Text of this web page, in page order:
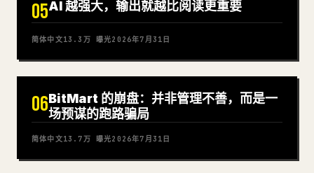
05AI 越强大，输出就越比阅读更重要
简体中文13.3万 曝光2026年7月31日
06BitMart 的崩盘：并非管理不善，而是一
场预谋的跑路骗局
简体中文13.7万 曝光2026年7月31日